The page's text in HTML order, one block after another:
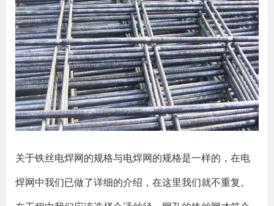
关于铁丝电焊网的规格与电焊网的规格是一样的，在电
焊网中我们已做了详细的介绍，在这里我们就不重复。